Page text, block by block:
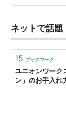
る理由 購入
名刺入れ、ベ
増えてきます
な声が…
ネットで話題
15 ブックマーク
ユニオンワーク
ン」のお手入れ